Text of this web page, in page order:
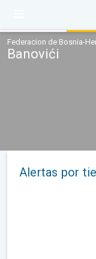
Federacion de Bosnia-
Banovići
Alertas por